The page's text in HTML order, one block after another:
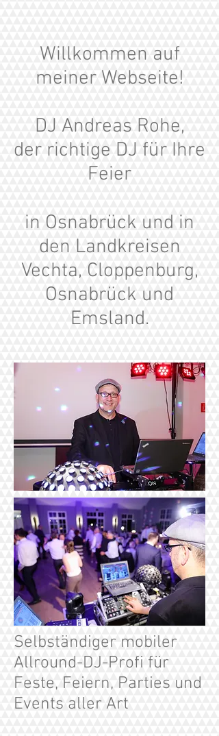
Willkommen auf
meiner Webseite!
DJ Andreas Rohe,
der richtige DJ für Ihre
Feier
in Osnabrück und in
den Landkreisen
Vechta, Cloppenburg,
Osnabrück und
Emsland.
Selbständiger mobiler
Allround-DJ-Profi für
Feste, Feiern, Parties und
Events aller Art